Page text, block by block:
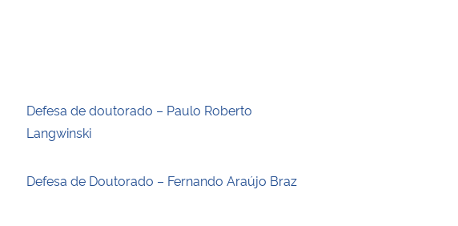
Defesa de doutorado – Paulo Roberto
Langwinski
Defesa de Doutorado – Fernando Araújo Braz